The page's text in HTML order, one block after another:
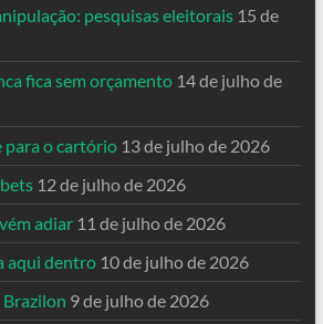
pesquisas eleitorais 15 de
fica sem orçamento 14 de julho de
para o cartório 13 de julho de 2026
12 de julho de 2026
adiar 11 de julho de 2026
aqui dentro 10 de julho de 2026
9 de julho de 2026